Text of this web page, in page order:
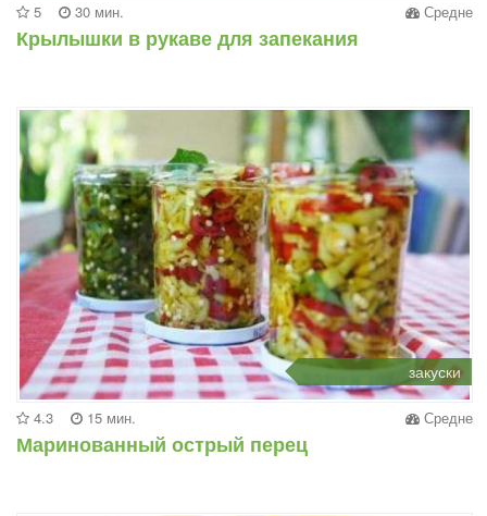
5 30 мин. Средне
Крылышки в рукаве для запекания
закуски
4.3 15 мин. Средне
Маринованный острый перец